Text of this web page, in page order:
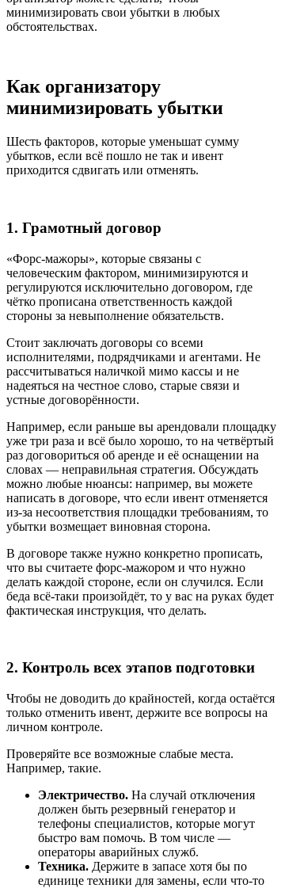
минимизировать свои убытки в любых
обстоятельствах.
Как организатору
минимизировать убытки
Шесть факторов, которые уменьшат сумму
убытков, если всё пошло не так и ивент
приходится сдвигать или отменять.
1. Грамотный договор
«Форс-мажоры», которые связаны с
человеческим фактором, минимизируются и
регулируются исключительно договором, где
чётко прописана ответственность каждой
стороны за невыполнение обязательств.
Стоит заключать договоры со всеми
исполнителями, подрядчиками и агентами. Не
рассчитываться наличкой мимо кассы и не
надеяться на честное слово, старые связи и
устные договорённости.
Например, если раньше вы арендовали площадку
уже три раза и всё было хорошо, то на четвёртый
раз договориться об аренде и её оснащении на
словах — неправильная стратегия. Обсуждать
можно любые нюансы: например, вы можете
написать в договоре, что если ивент отменяется
из-за несоответствия площадки требованиям, то
убытки возмещает виновная сторона.
В договоре также нужно конкретно прописать,
что вы считаете форс-мажором и что нужно
делать каждой стороне, если он случился. Если
беда всё-таки произойдёт, то у вас на руках будет
фактическая инструкция, что делать.
2. Контроль всех этапов подготовки
Чтобы не доводить до крайностей, когда остаётся
только отменить ивент, держите все вопросы на
личном контроле.
Проверяйте все возможные слабые места.
Например, такие.
Электричество. На случай отключения
должен быть резервный генератор и
телефоны специалистов, которые могут
быстро вам помочь. В том числе —
операторы аварийных служб.
Техника. Держите в запасе хотя бы по
единице техники для замены, если что-то